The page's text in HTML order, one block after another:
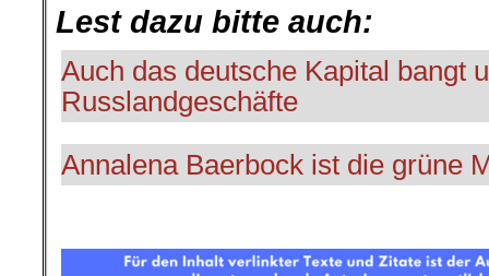
Lest dazu bitte auch:
Auch das deutsche Kapital bangt
Russlandgeschäfte
Annalena Baerbock ist die grüne